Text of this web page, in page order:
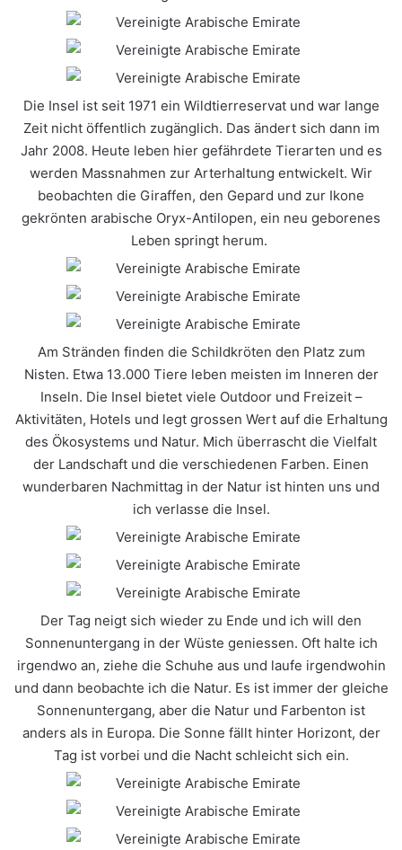
Die Insel ist seit 1971 ein Wildtierreservat und war lange
Zeit nicht öffentlich zugänglich. Das ändert sich dann im
Jahr 2008. Heute leben hier gefährdete Tierarten und es
werden Massnahmen zur Arterhaltung entwickelt. Wir
beobachten die Giraffen, den Gepard und zur Ikone
gekrönten arabische Oryx-Antilopen, ein neu geborenes
Leben springt herum.
Am Stränden finden die Schildkröten den Platz zum
Nisten. Etwa 13.000 Tiere leben meisten im Inneren der
Inseln. Die Insel bietet viele Outdoor und Freizeit –
Aktivitäten, Hotels und legt grossen Wert auf die Erhaltung
des Ökosystems und Natur. Mich überrascht die Vielfalt
der Landschaft und die verschiedenen Farben. Einen
wunderbaren Nachmittag in der Natur ist hinten uns und
ich verlasse die Insel.
Der Tag neigt sich wieder zu Ende und ich will den
Sonnenuntergang in der Wüste geniessen. Oft halte ich
irgendwo an, ziehe die Schuhe aus und laufe irgendwohin
und dann beobachte ich die Natur. Es ist immer der gleiche
Sonnenuntergang, aber die Natur und Farbenton ist
anders als in Europa. Die Sonne fällt hinter Horizont, der
Tag ist vorbei und die Nacht schleicht sich ein.